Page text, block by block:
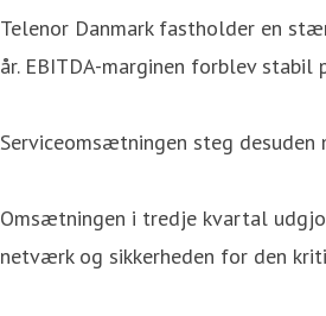
Telenor Danmark fastholder en
år. EBITDA-marginen forblev
Serviceomsætningen steg
Omsætningen i tredje kvartal
netværk og sikkerheden for den